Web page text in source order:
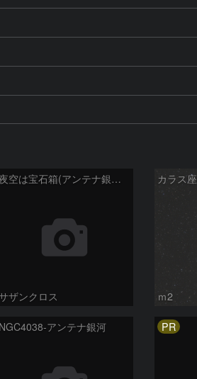
夜空は宝石箱(アンテナ銀河 NGC4038) Seestar50
ザンクロス
カラス座
ｍ2
NGC4038-アンテナ銀河 PR